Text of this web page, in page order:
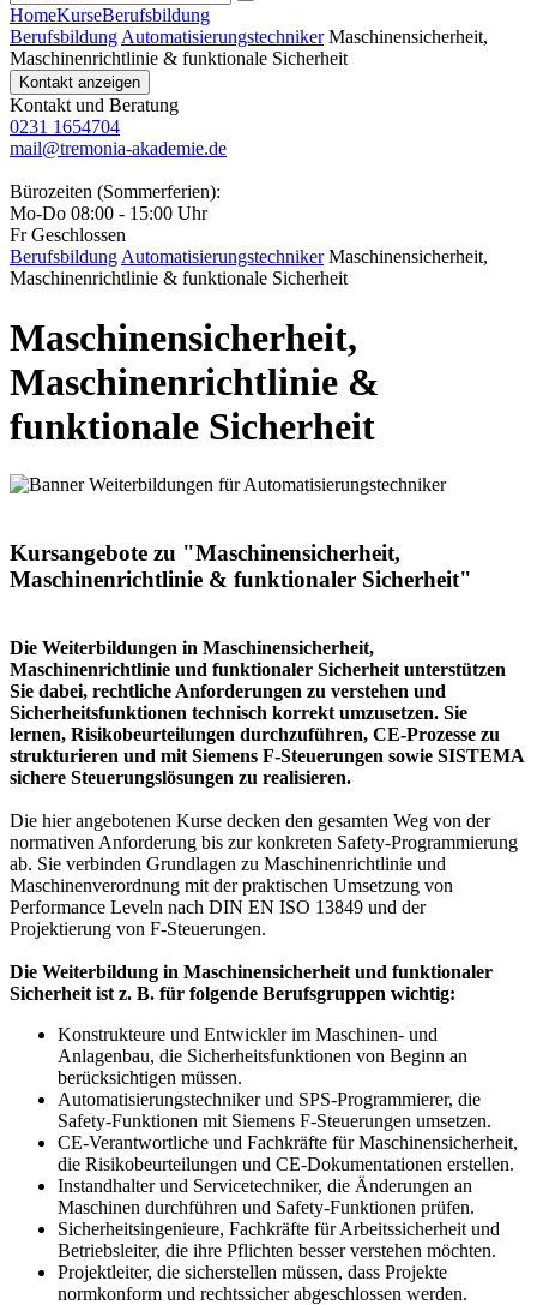
HomeKurseBerufsbildung
Berufsbildung Automatisierungstechniker Maschinensicherheit,
Maschinenrichtlinie & funktionale Sicherheit
Kontakt anzeigen
Kontakt und Beratung
0231 1654704
mail@tremonia-akademie.de
Bürozeiten (Sommerferien):
Mo-Do 08:00 - 15:00 Uhr
Fr Geschlossen
Berufsbildung Automatisierungstechniker Maschinensicherheit,
Maschinenrichtlinie & funktionale Sicherheit
Maschinensicherheit,
Maschinenrichtlinie &
funktionale Sicherheit
Kursangebote zu "Maschinensicherheit,
Maschinenrichtlinie & funktionaler Sicherheit"
Die Weiterbildungen in Maschinensicherheit,
Maschinenrichtlinie und funktionaler Sicherheit unterstützen
Sie dabei, rechtliche Anforderungen zu verstehen und
Sicherheitsfunktionen technisch korrekt umzusetzen. Sie
lernen, Risikobeurteilungen durchzuführen, CE-Prozesse zu
strukturieren und mit Siemens F-Steuerungen sowie SISTEMA
sichere Steuerungslösungen zu realisieren.
Die hier angebotenen Kurse decken den gesamten Weg von der
normativen Anforderung bis zur konkreten Safety-Programmierung
ab. Sie verbinden Grundlagen zu Maschinenrichtlinie und
Maschinenverordnung mit der praktischen Umsetzung von
Performance Leveln nach DIN EN ISO 13849 und der
Projektierung von F-Steuerungen.
Die Weiterbildung in Maschinensicherheit und funktionaler
Sicherheit ist z. B. für folgende Berufsgruppen wichtig:
Konstrukteure und Entwickler im Maschinen- und
Anlagenbau, die Sicherheitsfunktionen von Beginn an
berücksichtigen müssen.
Automatisierungstechniker und SPS-Programmierer, die
Safety-Funktionen mit Siemens F-Steuerungen umsetzen.
CE-Verantwortliche und Fachkräfte für Maschinensicherheit,
die Risikobeurteilungen und CE-Dokumentationen erstellen.
Instandhalter und Servicetechniker, die Änderungen an
Maschinen durchführen und Safety-Funktionen prüfen.
Sicherheitsingenieure, Fachkräfte für Arbeitssicherheit und
Betriebsleiter, die ihre Pflichten besser verstehen möchten.
Projektleiter, die sicherstellen müssen, dass Projekte
normkonform und rechtssicher abgeschlossen werden.